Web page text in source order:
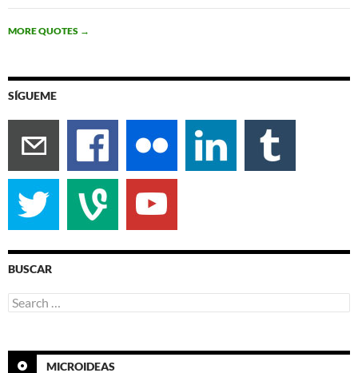
MORE QUOTES →
SÍGUEME
BUSCAR
Search
for:
MICROIDEAS